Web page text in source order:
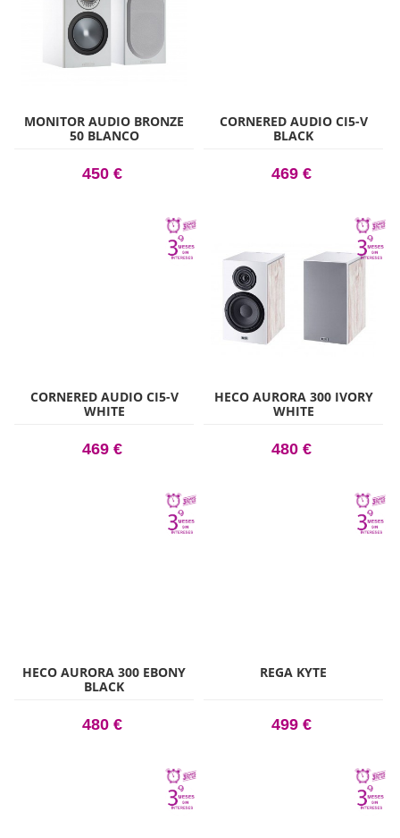
MONITOR AUDIO BRONZE
50 BLANCO
450 €
CORNERED AUDIO CI5-V
BLACK
469 €
CORNERED AUDIO CI5-V
WHITE
469 €
HECO AURORA 300 IVORY
WHITE
480 €
HECO AURORA 300 EBONY
BLACK
480 €
REGA KYTE
499 €